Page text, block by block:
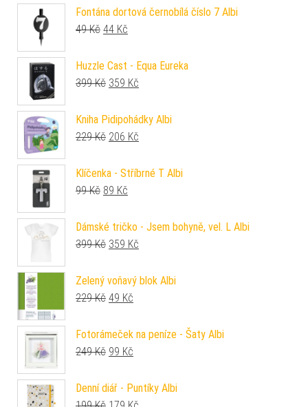
Fontána dortová černobílá číslo 7 Albi
49Kč Původní cena byla: 49 Kč.
44 Kč
Huzzle Cast - Equa Eureka
399Kč Původní cena byla: 399 Kč.
359 Kč
Kniha Pidipohádky Albi
229Kč Původní cena byla: 229 Kč.
206 Kč
Klíčenka - Stříbrné T Albi
99Kč Původní cena byla: 99 Kč.
89 Kč
Dámské tričko - Jsem bohyně, vel. L Albi
399Kč Původní cena byla: 399 Kč.
359 Kč
Zelený voňavý blok Albi
229Kč Původní cena byla: 229 Kč.
49 Kč
Fotorámeček na peníze - Šaty Albi
249Kč Původní cena byla: 249 Kč.
99 Kč
Denní diář - Puntíky Albi